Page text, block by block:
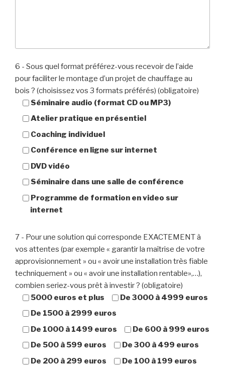
6 - Sous quel format préférez-vous recevoir de l’aide
pour faciliter le montage d’un projet de chauffage au
bois ? (choisissez vos 3 formats préférés) (obligatoire)
Séminaire audio (format CD ou MP3)
Atelier pratique en présentiel
Coaching individuel
Conférence en ligne sur internet
DVD vidéo
Séminaire dans une salle de conférence
Programme de formation en video sur
internet
7 - Pour une solution qui corresponde EXACTEMENT à
vos attentes (par exemple « garantir la maîtrise de votre
approvisionnement » ou « avoir une installation très fiable
techniquement » ou « avoir une installation rentable»,…),
combien seriez-vous prêt à investir ? (obligatoire)
5000 euros et plus
De 3000 à 4999 euros
De 1500 à 2999 euros
De 1000 à 1499 euros
De 600 à 999 euros
De 500 à 599 euros
De 300 à 499 euros
De 200 à 299 euros
De 100 à 199 euros